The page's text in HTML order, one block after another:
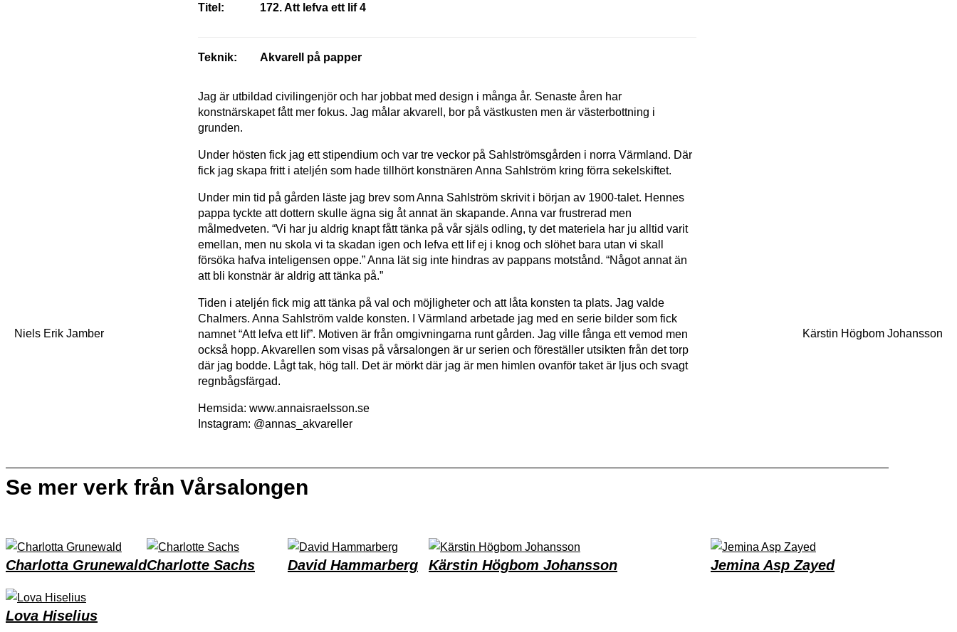
Titel: 172. Att lefva ett lif 4
Teknik: Akvarell på papper
Jag är utbildad civilingenjör och har jobbat med design i många år. Senaste åren har
konstnärskapet fått mer fokus. Jag målar akvarell, bor på västkusten men är västerbottning i
grunden.
Under hösten fick jag ett stipendium och var tre veckor på Sahlströmsgården i norra Värmland. Där
fick jag skapa fritt i ateljén som hade tillhört konstnären Anna Sahlström kring förra sekelskiftet.
Under min tid på gården läste jag brev som Anna Sahlström skrivit i början av 1900-talet. Hennes
pappa tyckte att dottern skulle ägna sig åt annat än skapande. Anna var frustrerad men
målmedveten. “Vi har ju aldrig knapt fått tänka på vår själs odling, ty det materiela har ju alltid varit
emellan, men nu skola vi ta skadan igen och lefva ett lif ej i knog och slöhet bara utan vi skall
försöka hafva inteligensen oppe.” Anna lät sig inte hindras av pappans motstånd. “Något annat än
att bli konstnär är aldrig att tänka på.”
Tiden i ateljén fick mig att tänka på val och möjligheter och att låta konsten ta plats. Jag valde
Chalmers. Anna Sahlström valde konsten. I Värmland arbetade jag med en serie bilder som fick
namnet “Att lefva ett lif”. Motiven är från omgivningarna runt gården. Jag ville fånga ett vemod men
också hopp. Akvarellen som visas på vårsalongen är ur serien och föreställer utsikten från det torp
där jag bodde. Lågt tak, hög tall. Det är mörkt där jag är men himlen ovanför taket är ljus och svagt
regnbågsfärgad.
Hemsida: www.annaisraelsson.se
Instagram: @annas_akvareller
Kärstin Högbom Johansson
Niels Erik Jamber
Se mer verk från Vårsalongen
Charlotta GrunewaldCharlotte Sachs David Hammarberg Kärstin Högbom Johansson Jemina Asp Zayed
Lova Hiselius